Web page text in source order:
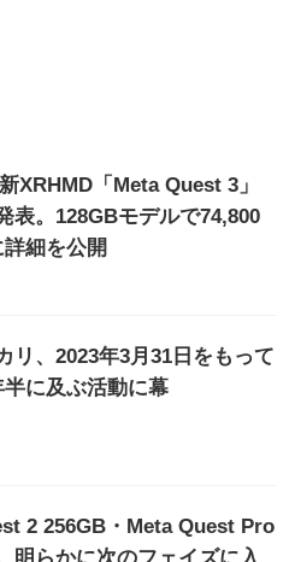
XRHMD「Meta Quest 3」
表。128GBモデルで74,800
詳細を公開
リ、2023年3月31日をもって
半に及ぶ活動に幕
2 256GB・Meta Quest Pro
明らかに次のフェイズに入